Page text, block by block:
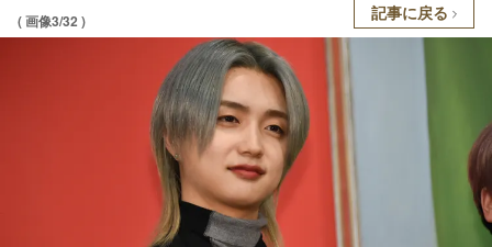
( 画像3/32 ) 記事に戻る